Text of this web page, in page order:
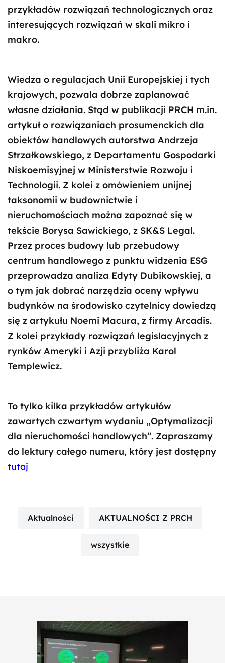
przykładów rozwiązań technologicznych oraz
interesujących rozwiązań w skali mikro i
makro.
Wiedza o regulacjach Unii Europejskiej i tych
krajowych, pozwala dobrze zaplanować
własne działania. Stąd w publikacji PRCH m.in.
artykuł o rozwiązaniach prosumenckich dla
obiektów handlowych autorstwa Andrzeja
Strzałkowskiego, z Departamentu Gospodarki
Niskoemisyjnej w Ministerstwie Rozwoju i
Technologii. Z kolei z omówieniem unijnej
taksonomii w budownictwie i
nieruchomościach można zapoznać się w
tekście Borysa Sawickiego, z SK&S Legal.
Przez proces budowy lub przebudowy
centrum handlowego z punktu widzenia ESG
przeprowadza analiza Edyty Dubikowskiej, a
o tym jak dobrać narzędzia oceny wpływu
budynków na środowisko czytelnicy dowiedzą
się z artykułu Noemi Macura, z firmy Arcadis.
Z kolei przykłady rozwiązań legislacyjnych z
rynków Ameryki i Azji przybliża Karol
Templewicz.
To tylko kilka przykładów artykułów
zawartych czwartym wydaniu „Optymalizacji
dla nieruchomości handlowych”. Zapraszamy
do lektury całego numeru, który jest dostępny
tutaj
Aktualności AKTUALNOŚCI Z PRCH
wszystkie